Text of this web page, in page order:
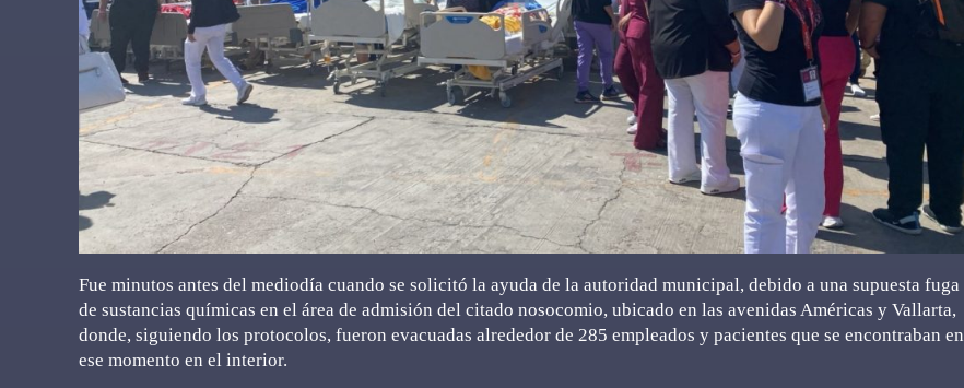
Fue minutos antes del mediodía cuando se solicitó la ayuda de la autoridad municipal, debido a una supuesta fuga
de sustancias químicas en el área de admisión del citado nosocomio, ubicado en las avenidas Américas y Vallarta,
donde, siguiendo los protocolos, fueron evacuadas alrededor de 285 empleados y pacientes que se encontraban en
ese momento en el interior.